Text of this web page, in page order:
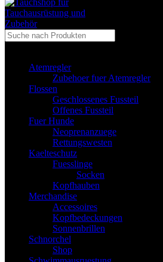
Atemregler
Zubehoer fuer Atemregler
Flossen
Geschlossenes Fussteil
Offenes Fussteil
Fuer Hunde
Neoprenanzuege
Rettungswesten
Kaelteschutz
Fuesslinge
Socken
Kopfhauben
Merchandise
Accessoires
Kopfbedeckungen
Sonnenbrillen
Schnorchel
Shop